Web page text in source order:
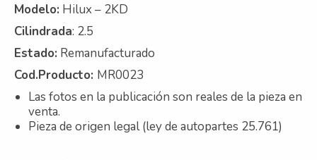
Contacto
Galeria
Trabaja con nosotros
Modelo: Hilux – 2KD
Cilindrada: 2.5
Estado: Remanufacturado
Cod.Producto: MR0023
Las fotos en la publicación son reales de la pieza en
venta.
Pieza de origen legal (ley de autopartes 25.761)